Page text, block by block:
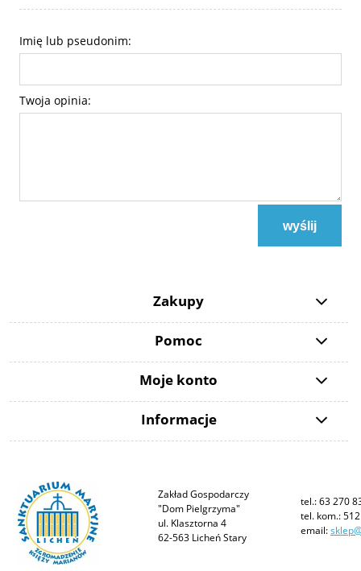
Imię lub pseudonim:
Twoja opinia:
wyślij
Zakupy
Pomoc
Moje konto
Informacje
Zakład Gospodarczy
"Dom Pielgrzyma"
ul. Klasztorna 4
62-563 Licheń Stary
tel.: 63 270
tel. kom.:
email: